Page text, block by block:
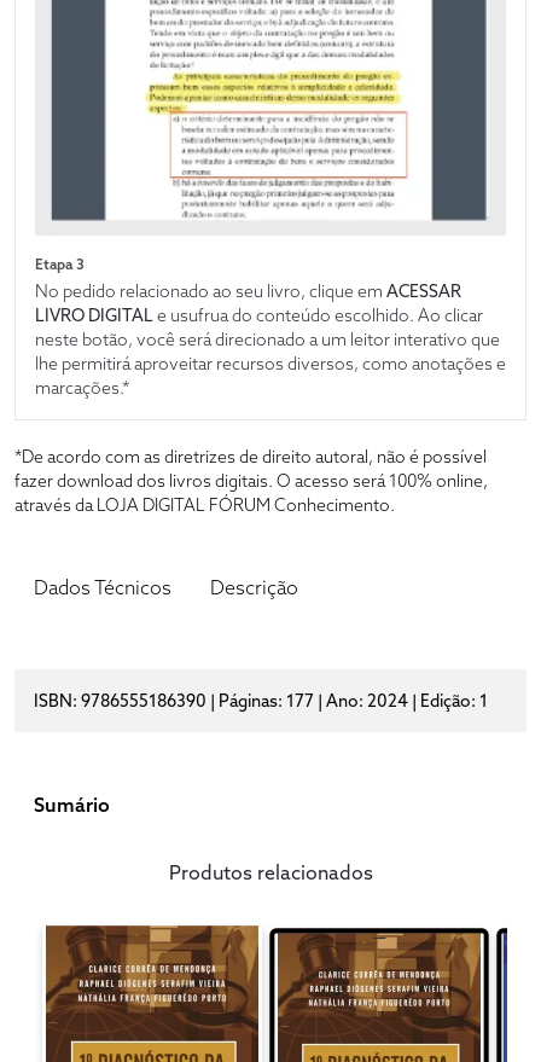
Etapa 3
No pedido relacionado ao seu livro, clique em ACESSAR
LIVRO DIGITALe usufrua do conteúdo escolhido. Ao clicar
neste botão, você será direcionado a um leitor interativo que
lhe permitirá aproveitar recursos diversos, como anotações e
marcações.*
*De acordo com as diretrizes de direito autoral, não é possível
fazer download dos livros digitais. O acesso será 100% online,
através da LOJA DIGITAL FÓRUM Conhecimento.
Dados Técnicos Descrição
ISBN: 9786555186390 | Páginas: 177 | Ano: 2024 | Edição: 1
Sumário
Produtos relacionados